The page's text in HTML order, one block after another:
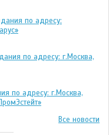
по адресу:
по адресу: г.Москва,
по адресу: г.Москва,
Все новости